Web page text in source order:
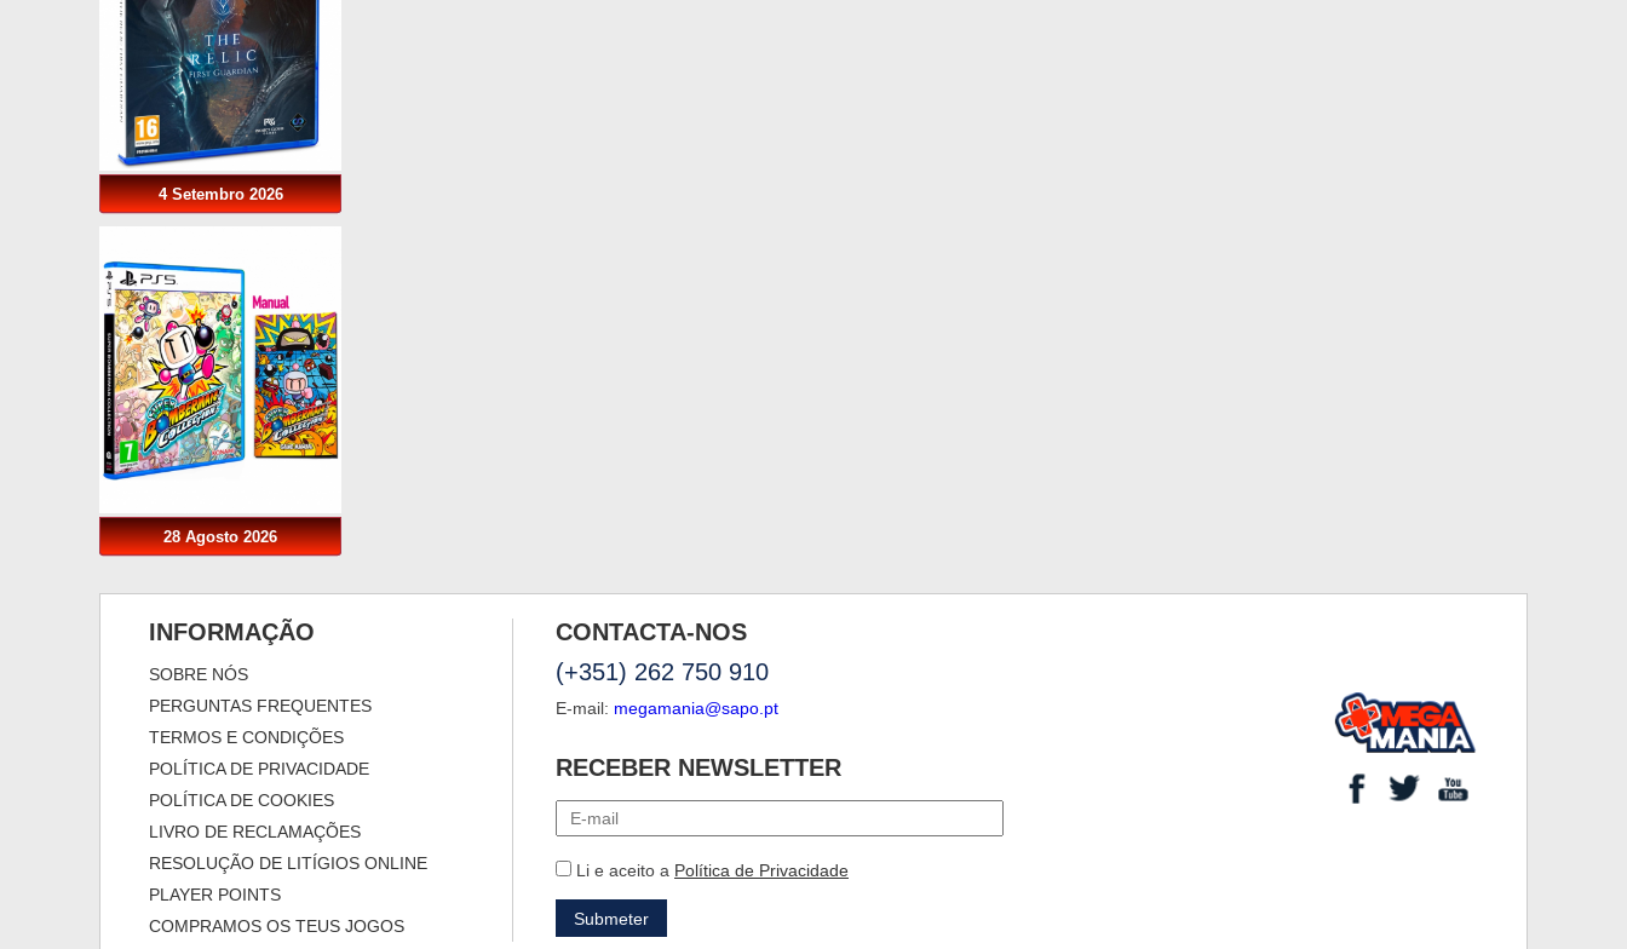
4 Setembro 2026
28 Agosto 2026
INFORMAÇÃO
SOBRE NÓS
PERGUNTAS FREQUENTES
TERMOS E CONDIÇÕES
POLÍTICA DE PRIVACIDADE
POLÍTICA DE COOKIES
LIVRO DE RECLAMAÇÕES
RESOLUÇÃO DE LITÍGIOS ONLINE
PLAYER POINTS
COMPRAMOS OS TEUS JOGOS
CONTACTA-NOS
(+351) 262 750 910
E-mail: megamania@sapo.pt
RECEBER NEWSLETTER
Li e aceito a Política de Privacidade